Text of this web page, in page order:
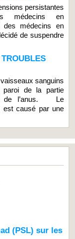
persistantes
médecins en
des médecins en
de suspendre
sanguins
de la partie
de l’anus. Le
est causé par une
(PSL) sur les